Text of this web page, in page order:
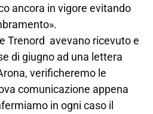
ancora in vigore evitando
Trenord avevano ricevuto e
di giugno ad una lettera
verificheremo le
comunicazione appena
in ogni caso il